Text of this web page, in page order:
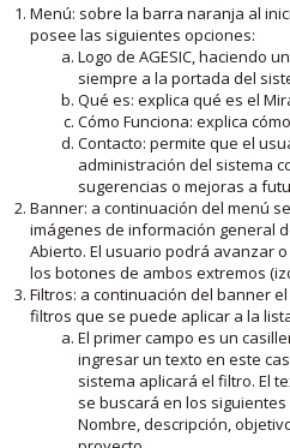
Menú: sobre la barra naranja al
posee las siguientes opciones:
Logo de AGESIC, haciendo
siempre a la portada del
Qué es: explica qué es el
Cómo Funciona: explica
Contacto: permite que el
administración del sistema
sugerencias o mejoras a
Banner: a continuación del menú
imágenes de información general
Abierto. El usuario podrá avanzar
los botones de ambos extremos
Filtros: a continuación del banner
filtros que se puede aplicar a la
El primer campo es un
ingresar un texto en este
sistema aplicará el filtro. El
se buscará en los
Nombre, descripción,